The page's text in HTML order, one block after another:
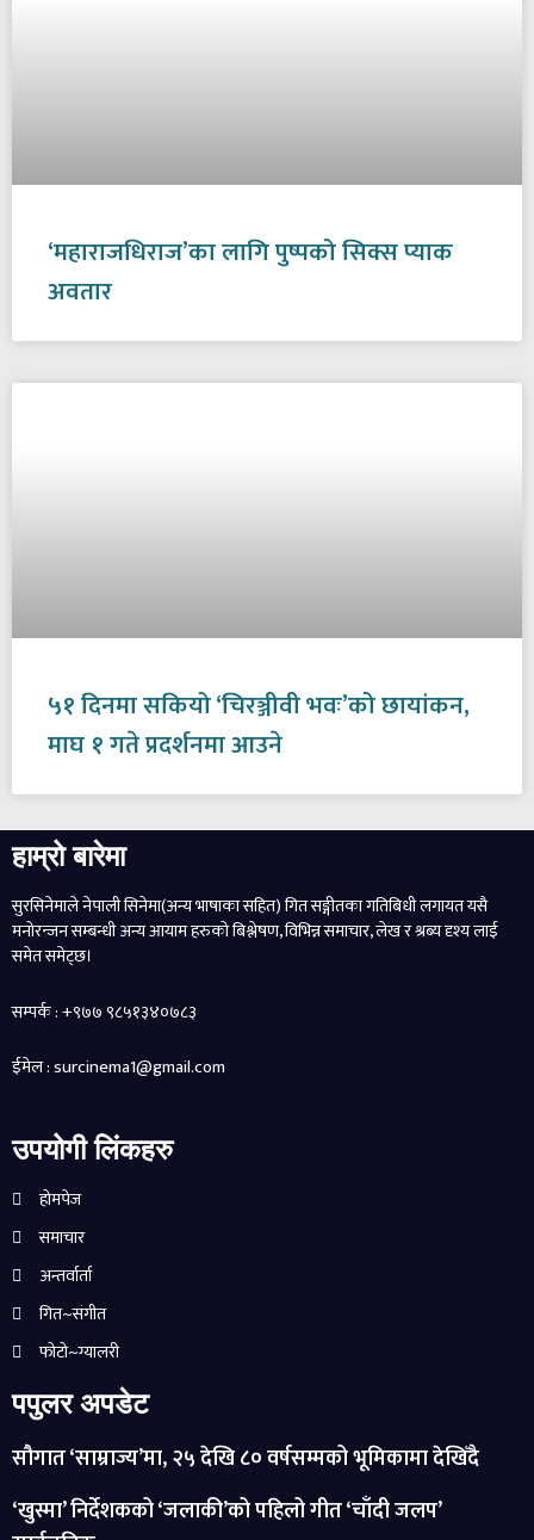
‘महाराजधिराज’का लागि पुष्पको सिक्स प्याक
अवतार
५१ दिनमा सकियो ‘चिरञ्जीवी भवः’को छायांकन,
माघ १ गते प्रदर्शनमा आउने
हाम्रो बारेमा
सुरसिनेमाले नेपाली सिनेमा(अन्य भाषाका सहित) गित सङ्गीतका गतिबिधी लगायत यसै
मनोरन्जन सम्बन्धी अन्य आयाम हरुको बिश्लेषण, विभिन्न समाचार, लेख र श्रब्य दृश्य लाई
समेत समेट्छ।
सम्पर्क : +९७७ ९८५१३४०७८३
ईमेल : surcinema1@gmail.com
उपयोगी लिंकहरु
होमपेज
समाचार
अन्तर्वार्ता
गित~संगीत
फोटो~ग्यालरी
पपुलर अपडेट
सौगात ‘साम्राज्य’मा, २५ देखि ८० वर्षसम्मको भूमिकामा देखिँदै
‘खुस्मा’ निर्देशकको ‘जलाकी’को पहिलो गीत ‘चाँदी जलप’